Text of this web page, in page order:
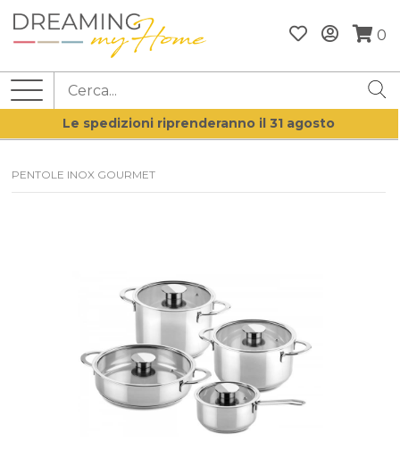
0
Le spedizioni riprenderanno il 31 agosto
PENTOLE INOX GOURMET